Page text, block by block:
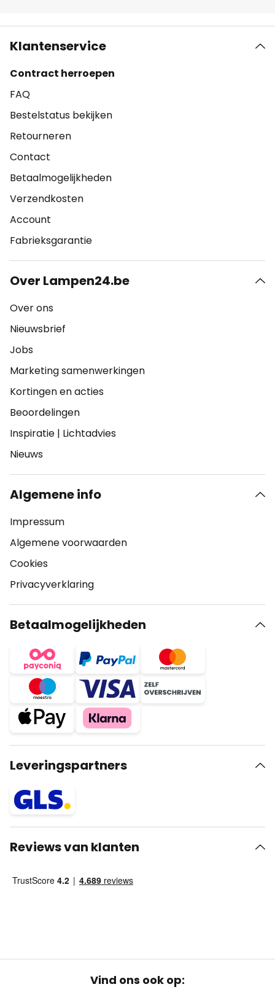
Klantenservice
Contract herroepen
FAQ
Bestelstatus bekijken
Retourneren
Contact
Betaalmogelijkheden
Verzendkosten
Account
Fabrieksgarantie
Over Lampen24.be
Over ons
Nieuwsbrief
Jobs
Marketing samenwerkingen
Kortingen en acties
Beoordelingen
Inspiratie | Lichtadvies
Nieuws
Algemene info
Impressum
Algemene voorwaarden
Cookies
Privacyverklaring
Betaalmogelijkheden
Leveringspartners
Reviews van klanten
Vind ons ook op: